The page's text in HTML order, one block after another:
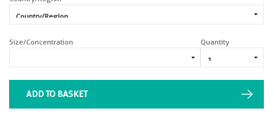
Size/Concentration Quantity
ADD TO BASKET